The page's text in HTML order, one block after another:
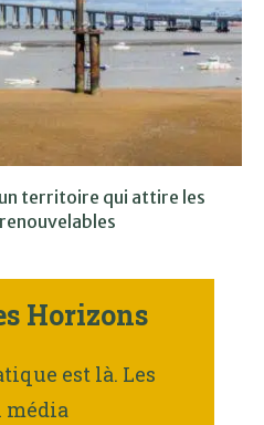
territoire qui attire les
Horizons
est là. Les
média